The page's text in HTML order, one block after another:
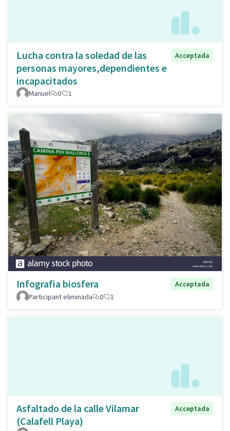
Lucha contra la soledad de las
personas mayores,dependientes e
incapacitados
Acceptada
Manuel 0 1
Infografia biosfera
Acceptada
Participant eliminada
0 1
Asfaltado de la calle Vilamar
(Calafell Playa)
Acceptada